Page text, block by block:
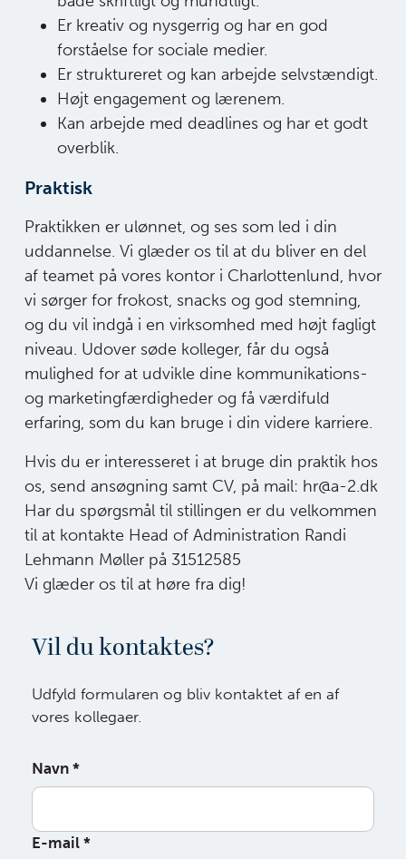
Er kreativ og nysgerrig og har en god
forståelse for sociale medier.
Er struktureret og kan arbejde selvstændigt.
Højt engagement og lærenem.
Kan arbejde med deadlines og har et godt
overblik.
Praktisk
Praktikken er ulønnet, og ses som led i din
uddannelse. Vi glæder os til at du bliver en del
af teamet på vores kontor i Charlottenlund, hvor
vi sørger for frokost, snacks og god stemning,
og du vil indgå i en virksomhed med højt fagligt
niveau. Udover søde kolleger, får du også
mulighed for at udvikle dine kommunikations-
og marketingfærdigheder og få værdifuld
erfaring, som du kan bruge i din videre karriere.
Hvis du er interesseret i at bruge din praktik hos
os, send ansøgning samt CV, på mail: hr@a-2.dk
Har du spørgsmål til stillingen er du velkommen
til at kontakte Head of Administration Randi
Lehmann Møller på 31512585
Vi glæder os til at høre fra dig!
Vil du kontaktes?
Udfyld formularen og bliv kontaktet af en af
vores kollegaer.
Navn *
E-mail *